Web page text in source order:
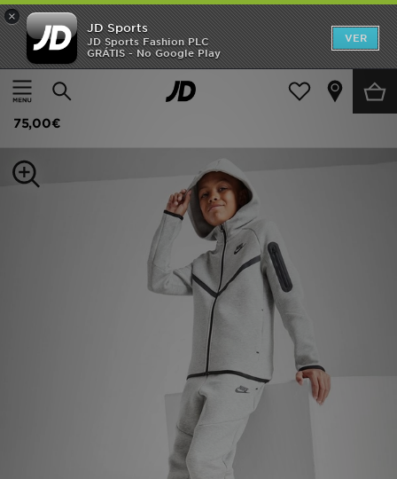
×
JD Sports
JD Sports Fashion PLC
GRÁTIS - No Google Play
VER
Página principal
Criança Roupa de Júnior (8-15 Anos)
Nike Tech Fleece Joggers
75,00€
INÍCIO
Promoções
HOMEM
MULHER
LOCALIZADOR DE LOJAS